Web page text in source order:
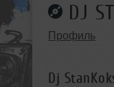
DJ
Профиль
Dj